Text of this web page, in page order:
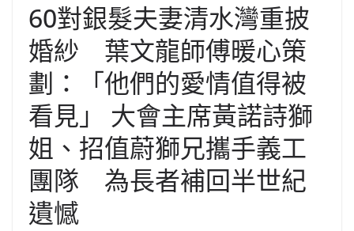
60對銀髮夫妻清水灣重披
婚紗 葉文龍師傅暖心策
劃：「他們的愛情值得被
看見」 大會主席黃諾詩獅
姐、招值蔚獅兄攜手義工
團隊 為長者補回半世紀
遺憾